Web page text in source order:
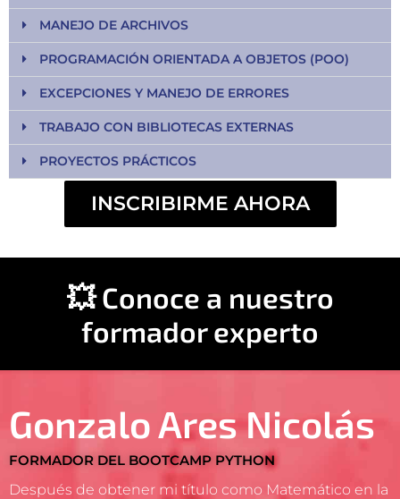
MANEJO DE ARCHIVOS
PROGRAMACIÓN ORIENTADA A OBJETOS (POO)
EXCEPCIONES Y MANEJO DE ERRORES
TRABAJO CON BIBLIOTECAS EXTERNAS
PROYECTOS PRÁCTICOS
INSCRIBIRME AHORA
💥 Conoce a nuestro
formador experto
Gonzalo Ares Nicolás
FORMADOR DEL BOOTCAMP PYTHON
Después de obtener mi título como Matemático en la